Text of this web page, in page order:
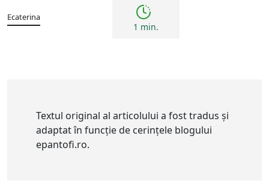
Ecaterina
1 min.
Textul original al articolului a fost tradus și
adaptat în funcție de cerințele blogului
epantofi.ro.